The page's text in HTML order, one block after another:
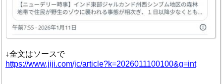
↓全文はソースで
https://www.jiji.com/jc/article?k=2026011100100&g=int